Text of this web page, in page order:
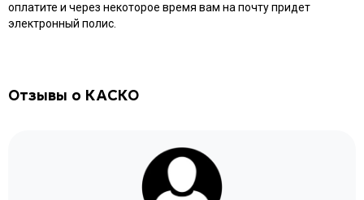
оплатите и через некоторое время вам на почту придет
электронный полис.
Отзывы о КАСКО